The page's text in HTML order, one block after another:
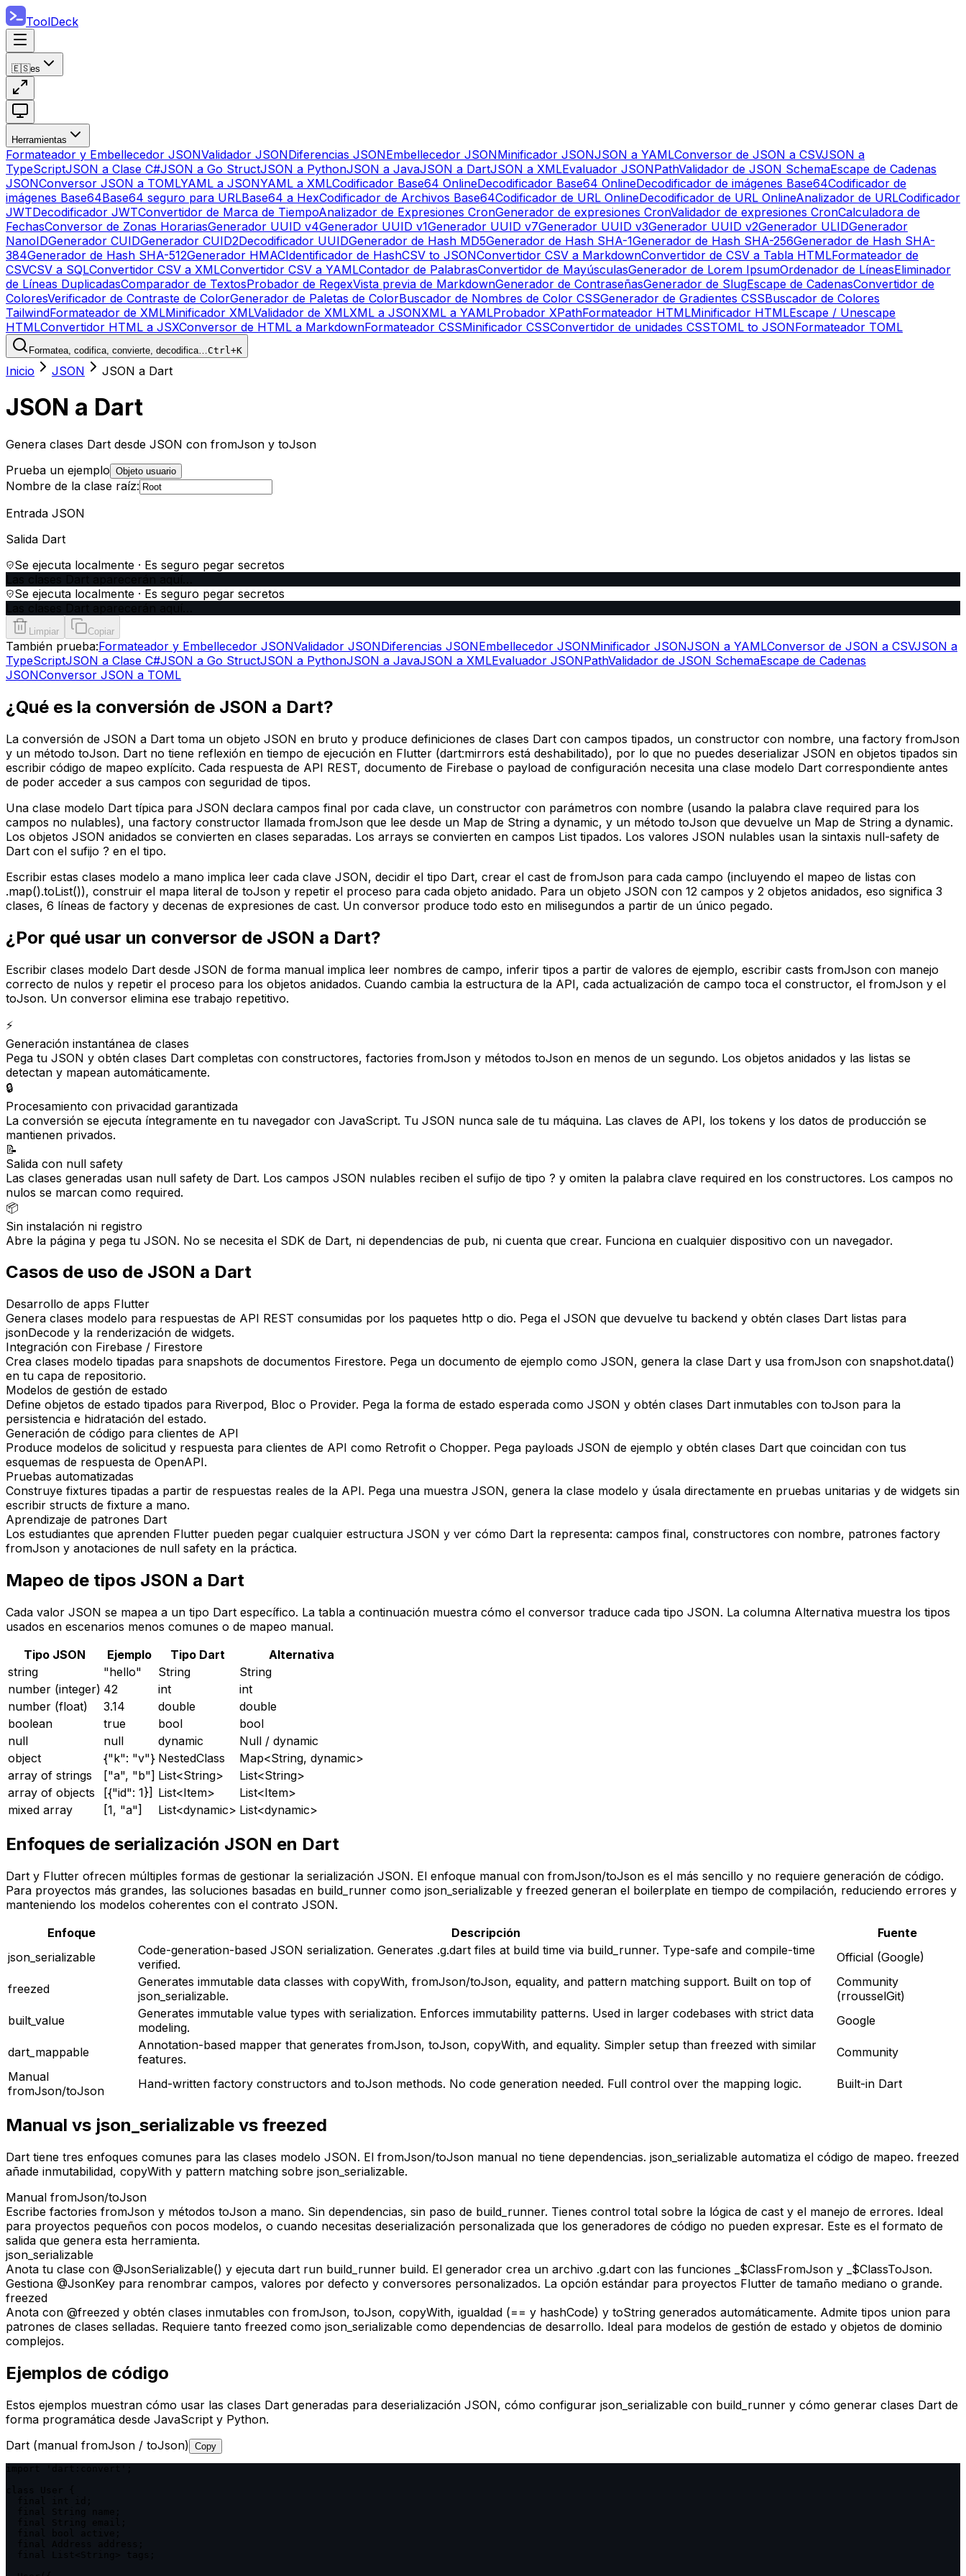
ToolDeck
🇪🇸es
Herramientas
Formateador y Embellecedor JSONValidador JSONDiferencias JSONEmbellecedor JSONMinificador JSONJSON a YAMLConversor de JSON a CSVJSON a
TypeScriptJSON a Clase C#JSON a Go StructJSON a PythonJSON a JavaJSON a DartJSON a XMLEvaluador JSONPathValidador de JSON SchemaEscape de Cadenas
JSONConversor JSON a TOMLYAML a JSONYAML a XMLCodificador Base64 OnlineDecodificador Base64 OnlineDecodificador de imágenes Base64Codificador de
imágenes Base64Base64 seguro para URLBase64 a HexCodificador de Archivos Base64Codificador de URL OnlineDecodificador de URL OnlineAnalizador de URLCodificador
JWTDecodificador JWTConvertidor de Marca de TiempoAnalizador de Expresiones CronGenerador de expresiones CronValidador de expresiones CronCalculadora de
FechasConversor de Zonas HorariasGenerador UUID v4Generador UUID v1Generador UUID v7Generador UUID v3Generador UUID v2Generador ULIDGenerador
NanoIDGenerador CUIDGenerador CUID2Decodificador UUIDGenerador de Hash MD5Generador de Hash SHA-1Generador de Hash SHA-256Generador de Hash SHA-
384Generador de Hash SHA-512Generador HMACIdentificador de HashCSV to JSONConvertidor CSV a MarkdownConvertidor de CSV a Tabla HTMLFormateador de
CSVCSV a SQLConvertidor CSV a XMLConvertidor CSV a YAMLContador de PalabrasConvertidor de MayúsculasGenerador de Lorem IpsumOrdenador de LíneasEliminador
de Líneas DuplicadasComparador de TextosProbador de RegexVista previa de MarkdownGenerador de ContraseñasGenerador de SlugEscape de CadenasConvertidor de
ColoresVerificador de Contraste de ColorGenerador de Paletas de ColorBuscador de Nombres de Color CSSGenerador de Gradientes CSSBuscador de Colores
TailwindFormateador de XMLMinificador XMLValidador de XMLXML a JSONXML a YAMLProbador XPathFormateador HTMLMinificador HTMLEscape / Unescape
HTMLConvertidor HTML a JSXConversor de HTML a MarkdownFormateador CSSMinificador CSSConvertidor de unidades CSSTOML to JSONFormateador TOML
Formatea, codifica, convierte, decodifica…Ctrl+K
Inicio JSON JSON a Dart
JSON a Dart
Genera clases Dart desde JSON con fromJson y toJson
Prueba un ejemplo Objeto usuario
Nombre de la clase raíz:
Entrada JSON
Salida Dart
Se ejecuta localmente · Es seguro pegar secretos
Se ejecuta localmente · Es seguro pegar secretos
Limpiar Copiar
También prueba:Formateador y Embellecedor JSONValidador JSONDiferencias JSONEmbellecedor JSONMinificador JSONJSON a YAMLConversor de JSON a CSVJSON a
TypeScriptJSON a Clase C#JSON a Go StructJSON a PythonJSON a JavaJSON a XMLEvaluador JSONPathValidador de JSON SchemaEscape de Cadenas
JSONConversor JSON a TOML
¿Qué es la conversión de JSON a Dart?
La conversión de JSON a Dart toma un objeto JSON en bruto y produce definiciones de clases Dart con campos tipados, un constructor con nombre, una factory fromJson
y un método toJson. Dart no tiene reflexión en tiempo de ejecución en Flutter (dart:mirrors está deshabilitado), por lo que no puedes deserializar JSON en objetos tipados sin
escribir código de mapeo explícito. Cada respuesta de API REST, documento de Firebase o payload de configuración necesita una clase modelo Dart correspondiente antes
de poder acceder a sus campos con seguridad de tipos.
Una clase modelo Dart típica para JSON declara campos final por cada clave, un constructor con parámetros con nombre (usando la palabra clave required para los
campos no nulables), una factory constructor llamada fromJson que lee desde un Map de String a dynamic, y un método toJson que devuelve un Map de String a dynamic.
Los objetos JSON anidados se convierten en clases separadas. Los arrays se convierten en campos List tipados. Los valores JSON nulables usan la sintaxis null-safety de
Dart con el sufijo ? en el tipo.
Escribir estas clases modelo a mano implica leer cada clave JSON, decidir el tipo Dart, crear el cast de fromJson para cada campo (incluyendo el mapeo de listas con
.map().toList()), construir el mapa literal de toJson y repetir el proceso para cada objeto anidado. Para un objeto JSON con 12 campos y 2 objetos anidados, eso significa 3
clases, 6 líneas de factory y decenas de expresiones de cast. Un conversor produce todo esto en milisegundos a partir de un único pegado.
¿Por qué usar un conversor de JSON a Dart?
Escribir clases modelo Dart desde JSON de forma manual implica leer nombres de campo, inferir tipos a partir de valores de ejemplo, escribir casts fromJson con manejo
correcto de nulos y repetir el proceso para los objetos anidados. Cuando cambia la estructura de la API, cada actualización de campo toca el constructor, el fromJson y el
toJson. Un conversor elimina ese trabajo repetitivo.
⚡
Generación instantánea de clases
Pega tu JSON y obtén clases Dart completas con constructores, factories fromJson y métodos toJson en menos de un segundo. Los objetos anidados y las listas se
detectan y mapean automáticamente.
🔒
Procesamiento con privacidad garantizada
La conversión se ejecuta íntegramente en tu navegador con JavaScript. Tu JSON nunca sale de tu máquina. Las claves de API, los tokens y los datos de producción se
mantienen privados.
📝
Salida con null safety
Las clases generadas usan null safety de Dart. Los campos JSON nulables reciben el sufijo de tipo ? y omiten la palabra clave required en los constructores. Los campos no
nulos se marcan como required.
📦
Sin instalación ni registro
Abre la página y pega tu JSON. No se necesita el SDK de Dart, ni dependencias de pub, ni cuenta que crear. Funciona en cualquier dispositivo con un navegador.
Casos de uso de JSON a Dart
Desarrollo de apps Flutter
Genera clases modelo para respuestas de API REST consumidas por los paquetes http o dio. Pega el JSON que devuelve tu backend y obtén clases Dart listas para
jsonDecode y la renderización de widgets.
Integración con Firebase / Firestore
Crea clases modelo tipadas para snapshots de documentos Firestore. Pega un documento de ejemplo como JSON, genera la clase Dart y usa fromJson con snapshot.data()
en tu capa de repositorio.
Modelos de gestión de estado
Define objetos de estado tipados para Riverpod, Bloc o Provider. Pega la forma de estado esperada como JSON y obtén clases Dart inmutables con toJson para la
persistencia e hidratación del estado.
Generación de código para clientes de API
Produce modelos de solicitud y respuesta para clientes de API como Retrofit o Chopper. Pega payloads JSON de ejemplo y obtén clases Dart que coincidan con tus
esquemas de respuesta de OpenAPI.
Pruebas automatizadas
Construye fixtures tipadas a partir de respuestas reales de la API. Pega una muestra JSON, genera la clase modelo y úsala directamente en pruebas unitarias y de widgets sin
escribir structs de fixture a mano.
Aprendizaje de patrones Dart
Los estudiantes que aprenden Flutter pueden pegar cualquier estructura JSON y ver cómo Dart la representa: campos final, constructores con nombre, patrones factory
fromJson y anotaciones de null safety en la práctica.
Mapeo de tipos JSON a Dart
Cada valor JSON se mapea a un tipo Dart específico. La tabla a continuación muestra cómo el conversor traduce cada tipo JSON. La columna Alternativa muestra los tipos
usados en escenarios menos comunes o de mapeo manual.
Tipo JSON
Ejemplo Tipo Dart
Alternativa
string
"hello" String
String
number (integer) 42 int
int
number (float)
3.14 double
double
boolean
true bool
bool
null
null dynamic
Null / dynamic
object
{"k": "v"} NestedClass
Map<String, dynamic>
array of strings
["a", "b"] List<String>
List<String>
array of objects
[{"id": 1}] List<Item>
List<Item>
mixed array
[1, "a"] List<dynamic> List<dynamic>
Enfoques de serialización JSON en Dart
Dart y Flutter ofrecen múltiples formas de gestionar la serialización JSON. El enfoque manual con fromJson/toJson es el más sencillo y no requiere generación de código.
Para proyectos más grandes, las soluciones basadas en build_runner como json_serializable y freezed generan el boilerplate en tiempo de compilación, reduciendo errores y
manteniendo los modelos coherentes con el contrato JSON.
Enfoque
Descripción
Fuente
json_serializable
Code-generation-based JSON serialization. Generates .g.dart files at build time via build_runner. Type-safe and compile-time
verified.
Official (Google)
freezed
Generates immutable data classes with copyWith, fromJson/toJson, equality, and pattern matching support. Built on top of
json_serializable.
Community
(rrousselGit)
built_value
Generates immutable value types with serialization. Enforces immutability patterns. Used in larger codebases with strict data
modeling.
Google
dart_mappable
Annotation-based mapper that generates fromJson, toJson, copyWith, and equality. Simpler setup than freezed with similar
features.
Community
Manual
fromJson/toJson
Hand-written factory constructors and toJson methods. No code generation needed. Full control over the mapping logic. Built-in Dart
Manual vs json_serializable vs freezed
Dart tiene tres enfoques comunes para las clases modelo JSON. El fromJson/toJson manual no tiene dependencias. json_serializable automatiza el código de mapeo. freezed
añade inmutabilidad, copyWith y pattern matching sobre json_serializable.
Manual fromJson/toJson
Escribe factories fromJson y métodos toJson a mano. Sin dependencias, sin paso de build_runner. Tienes control total sobre la lógica de cast y el manejo de errores. Ideal
para proyectos pequeños con pocos modelos, o cuando necesitas deserialización personalizada que los generadores de código no pueden expresar. Este es el formato de
salida que genera esta herramienta.
json_serializable
Anota tu clase con @JsonSerializable() y ejecuta dart run build_runner build. El generador crea un archivo .g.dart con las funciones _$ClassFromJson y _$ClassToJson.
Gestiona @JsonKey para renombrar campos, valores por defecto y conversores personalizados. La opción estándar para proyectos Flutter de tamaño mediano o grande.
freezed
Anota con @freezed y obtén clases inmutables con fromJson, toJson, copyWith, igualdad (== y hashCode) y toString generados automáticamente. Admite tipos union para
patrones de clases selladas. Requiere tanto freezed como json_serializable como dependencias de desarrollo. Ideal para modelos de gestión de estado y objetos de dominio
complejos.
Ejemplos de código
Estos ejemplos muestran cómo usar las clases Dart generadas para deserialización JSON, cómo configurar json_serializable con build_runner y cómo generar clases Dart de
forma programática desde JavaScript y Python.
Dart (manual fromJson / toJson) Copy